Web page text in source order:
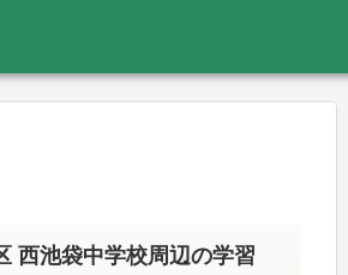
西池袋中学校周辺の学習